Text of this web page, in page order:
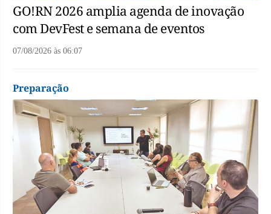
GO!RN 2026 amplia agenda de inovação
com DevFest e semana de eventos
07/08/2026 às 06:07
Preparação